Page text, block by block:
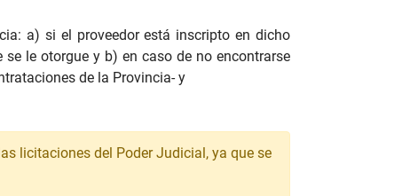
a) si el proveedor está inscripto en dicho
le otorgue y b) en caso de no encontrarse
de la Provincia- y
licitaciones del Poder Judicial, ya que se